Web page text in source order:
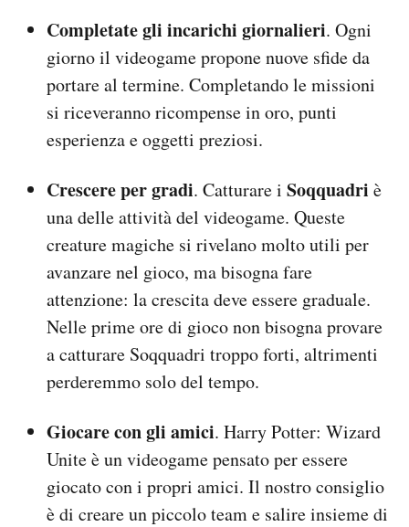
Completate gli incarichi giornalieri. Ogni
giorno il videogame propone nuove sfide da
portare al termine. Completando le missioni
si riceveranno ricompense in oro, punti
esperienza e oggetti preziosi.
Crescere per gradi. Catturare i Soqquadri è
una delle attività del videogame. Queste
creature magiche si rivelano molto utili per
avanzare nel gioco, ma bisogna fare
attenzione: la crescita deve essere graduale.
Nelle prime ore di gioco non bisogna provare
a catturare Soqquadri troppo forti, altrimenti
perderemmo solo del tempo.
Giocare con gli amici. Harry Potter: Wizard
Unite è un videogame pensato per essere
giocato con i propri amici. Il nostro consiglio
è di creare un piccolo team e salire insieme di